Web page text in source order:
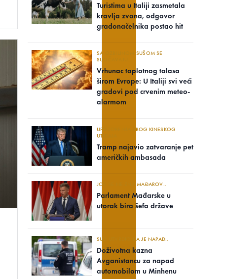
Turistima u Italiji zasmetala
kravlja zvona, odgovor
gradonačelnika postao hit
SA OZBILJNOM SUŠOM SE
SUOČAVAJU..
Vrhunac toplotnog talasa
širom Evrope: U Italiji svi veći
gradovi pod crvenim meteo-
alarmom
UPOZORENJA ZBOG KINESKOG
UTICAJA
Tramp najavio zatvaranje pet
američkih ambasada
JOŠ SE NE ZNA MAĐAROV..
Parlament Mađarske u
utorak bira šefa države
SUD UTVRDIO DA JE NAPAD..
Doživotna kazna
Avganistancu za napad
automobilom u Minhenu